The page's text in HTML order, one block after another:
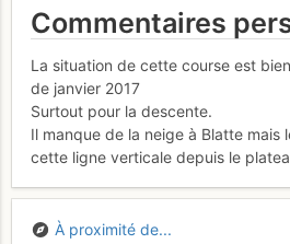
Commentaires
La situation de cette course est
de janvier 2017
Surtout pour la descente.
Il manque de la neige à Blatte mais
cette ligne verticale depuis le
À proximité de...